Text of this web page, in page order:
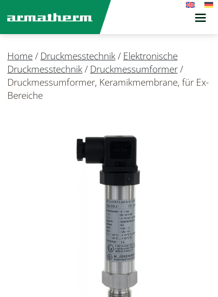
Home/ Druckmesstechnik/ Elektronische
Druckmesstechnik/ Druckmessumformer/
Druckmessumformer, Keramikmembrane, für Ex-
Bereiche